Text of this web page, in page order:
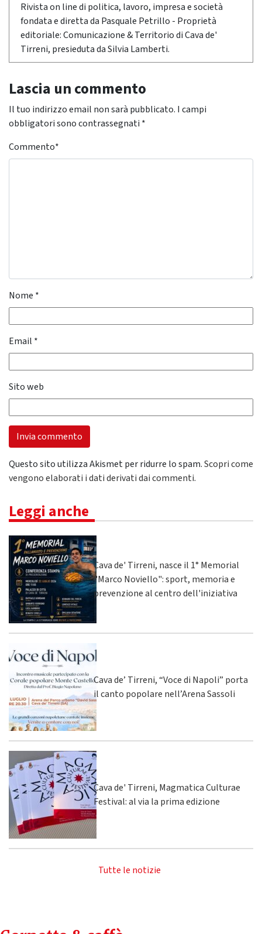
Rivista on line di politica, lavoro, impresa e società
fondata e diretta da Pasquale Petrillo - Proprietà
editoriale: Comunicazione & Territorio di Cava de'
Tirreni, presieduta da Silvia Lamberti.
Lascia un commento
Il tuo indirizzo email non sarà pubblicato. I campi
obbligatori sono contrassegnati *
Commento*
Nome *
Email *
Sito web
Questo sito utilizza Akismet per ridurre lo spam.Scopri come
vengono elaborati i dati derivati dai commenti.
Leggi anche
Cava de' Tirreni, nasce il 1° Memorial
"Marco Noviello": sport, memoria e
prevenzione al centro dell'iniziativa
Cava de’ Tirreni, “Voce di Napoli” porta
il canto popolare nell’Arena Sassoli
Cava de' Tirreni, Magmatica Culturae
Festival: al via la prima edizione
Tutte le notizie